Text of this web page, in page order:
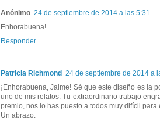
Anónimo 24 de septiembre de 2014 a las 5:31
Enhorabuena!
Responder
Patricia Richmond 24 de septiembre de 2014 a
¡Enhorabuena, Jaime! Sé que este diseño es la
uno de mis relatos. Tu extraordinario trabajo
premio, nos lo has puesto a todos muy difícil para
Un abrazo.